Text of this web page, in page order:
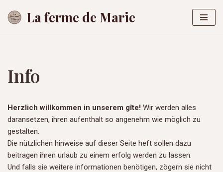
Zum
La ferme de Marie
Info
Herzlich willkommen in unserem gîte! Wir werden alles
daransetzen, ihren aufenthalt so angenehm wie möglich zu
gestalten.
Die nützlichen hinweise auf dieser Seite heft sollen dazu
beitragen ihren urlaub zu einem erfolg werden zu lassen.
Und falls sie weitere informationen benötigen, zögern sie nicht